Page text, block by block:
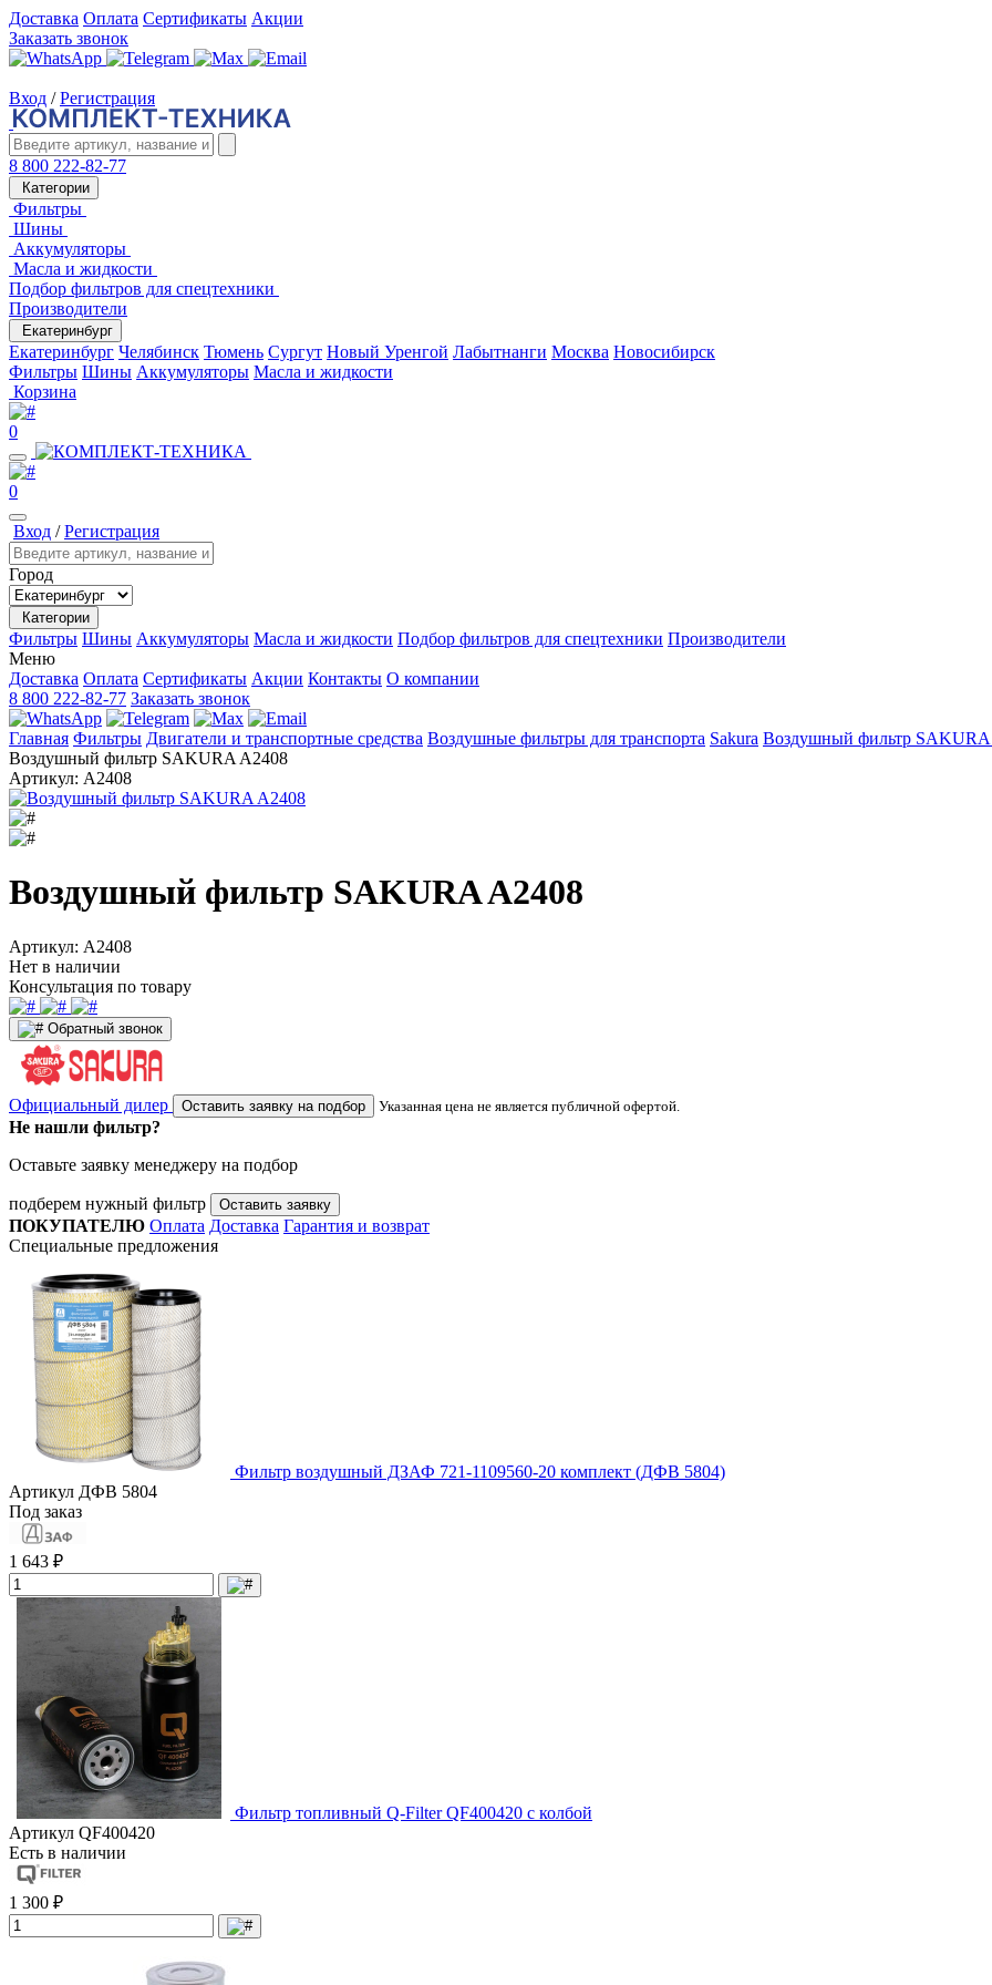
Доставка Оплата Сертификаты Акции
Заказать звонок
Вход / Регистрация
8 800 222-82-77
Категории
Фильтры
Шины
Аккумуляторы
Масла и жидкости
Подбор фильтров для спецтехники
Производители
Екатеринбург
Екатеринбург Челябинск Тюмень Сургут Новый Уренгой Лабытнанги Москва Новосибирск
Фильтры Шины Аккумуляторы Масла и жидкости
Корзина
0
0
Вход /Регистрация
Город
Категории
Фильтры Шины Аккумуляторы Масла и жидкости Подбор фильтров для спецтехники Производители
Меню
Доставка Оплата Сертификаты Акции Контакты О компании
8 800 222-82-77 Заказать звонок
Главная Фильтры Двигатели и транспортные средства Воздушные фильтры для транспорта Sakura Воздушный фильтр SAKURA
Воздушный фильтр SAKURA A2408
Артикул: A2408
Воздушный фильтр SAKURA A2408
Артикул: A2408
Нет в наличии
Консультация по товару
Обратный звонок
Официальный дилер Оставить заявку на подбор Указанная цена не является публичной офертой.
Не нашли фильтр?
Оставьте заявку менеджеру на подбор
подберем нужный фильтр Оставить заявку
ПОКУПАТЕЛЮ Оплата Доставка Гарантия и возврат
Специальные предложения
Фильтр воздушный ДЗАФ 721-1109560-20 комплект (ДФВ 5804)
Артикул ДФВ 5804
Под заказ
1 643 ₽
Фильтр топливный Q-Filter QF400420 с колбой
Артикул QF400420
Есть в наличии
1 300 ₽